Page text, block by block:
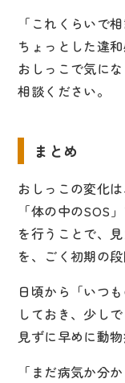
「これくらいで
ちょっとした違
おしっこで気に
相談ください。
まとめ
おしっこの変化
「体の中のSOS
を行うことで、
を、ごく初期の
日頃から「いつ
しておき、少し
見ずに早めに動
「まだ病気か分